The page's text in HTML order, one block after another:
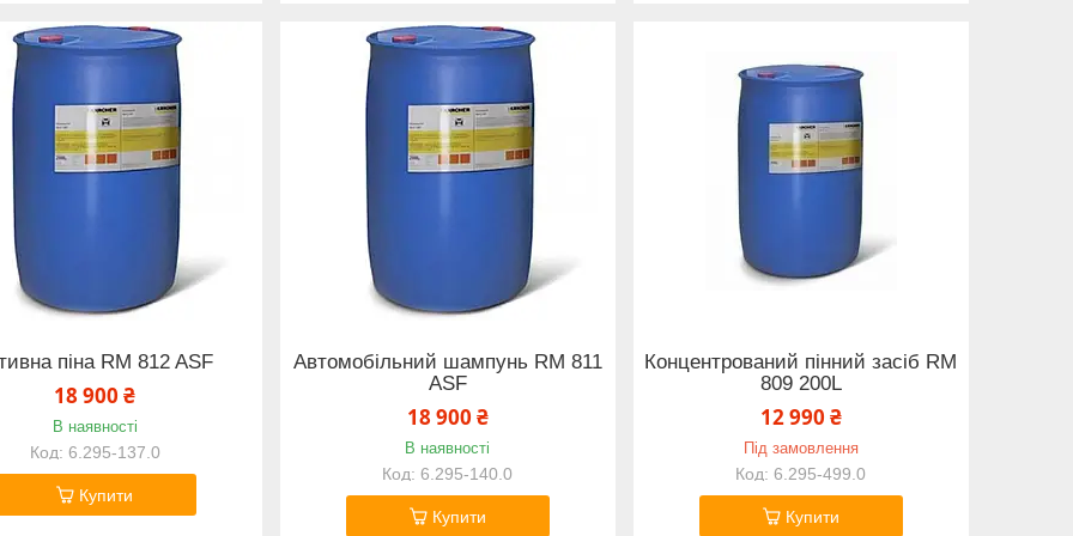
піна RM 812 ASF
18 900 ₴
В наявності
6.295-137.0
Купити
Автомобільний шампунь RM 811
ASF
18 900 ₴
В наявності
6.295-140.0
Купити
Концентрований пінний засіб RM
809 200L
12 990 ₴
Під замовлення
6.295-499.0
Купити